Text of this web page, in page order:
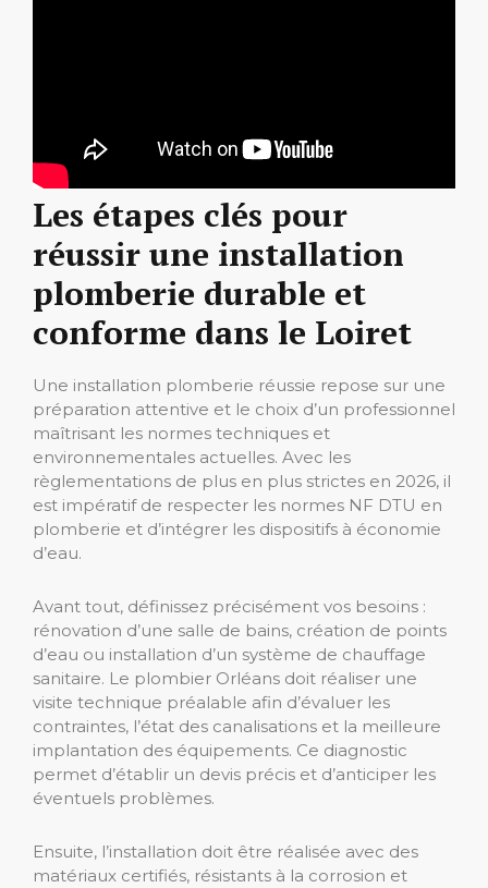
Les étapes clés pour
réussir une installation
plomberie durable et
conforme dans le Loiret
Une installation plomberie réussie repose sur une
préparation attentive et le choix d’un professionnel
maîtrisant les normes techniques et
environnementales actuelles. Avec les
règlementations de plus en plus strictes en 2026, il
est impératif de respecter les normes NF DTU en
plomberie et d’intégrer les dispositifs à économie
d’eau.
Avant tout, définissez précisément vos besoins :
rénovation d’une salle de bains, création de points
d’eau ou installation d’un système de chauffage
sanitaire. Le plombier Orléans doit réaliser une
visite technique préalable afin d’évaluer les
contraintes, l’état des canalisations et la meilleure
implantation des équipements. Ce diagnostic
permet d’établir un devis précis et d’anticiper les
éventuels problèmes.
Ensuite, l’installation doit être réalisée avec des
matériaux certifiés, résistants à la corrosion et